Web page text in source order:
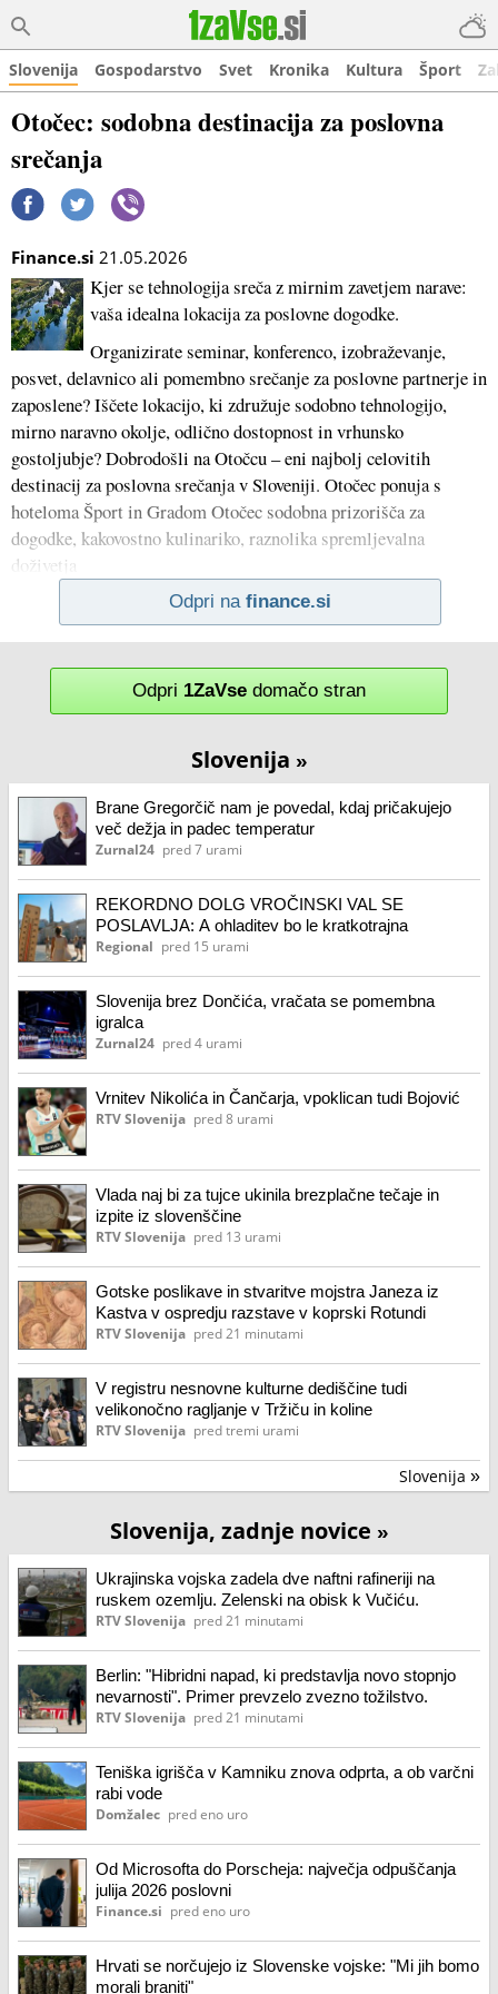
Slovenija Gospodarstvo Svet Kronika Kultura Šport
Otočec: sodobna destinacija za poslovna
srečanja
Finance.si 21.05.2026
Kjer se tehnologija sreča z mirnim zavetjem narave:
vaša idealna lokacija za poslovne dogodke.
Organizirate seminar, konferenco, izobraževanje,
posvet, delavnico ali pomembno srečanje za poslovne partnerje in
zaposlene? Iščete lokacijo, ki združuje sodobno tehnologijo,
mirno naravno okolje, odlično dostopnost in vrhunsko
gostoljubje? Dobrodošli na Otočcu – eni najbolj celovitih
destinacij za poslovna srečanja v Sloveniji. Otočec ponuja s
hoteloma Šport in Gradom Otočec sodobna prizorišča za
dogodke, kakovostno kulinariko, raznolika spremljevalna
doživetja
Odpri na finance.si
Odpri 1ZaVse domačo stran
Slovenija »
Brane Gregorčič nam je povedal, kdaj pričakujejo
več dežja in padec temperatur
Zurnal24 pred 7 urami
REKORDNO DOLG VROČINSKI VAL SE
POSLAVLJA: A ohladitev bo le kratkotrajna
Regional pred 15 urami
Slovenija brez Dončića, vračata se pomembna
igralca
Zurnal24 pred 4 urami
Vrnitev Nikolića in Čančarja, vpoklican tudi Bojović
RTV Slovenija pred 8 urami
Vlada naj bi za tujce ukinila brezplačne tečaje in
izpite iz slovenščine
RTV Slovenija pred 13 urami
Gotske poslikave in stvaritve mojstra Janeza iz
Kastva v ospredju razstave v koprski Rotundi
RTV Slovenija pred 21 minutami
V registru nesnovne kulturne dediščine tudi
velikonočno ragljanje v Tržiču in koline
RTV Slovenija pred tremi urami
Slovenija »
Slovenija, zadnje novice »
Ukrajinska vojska zadela dve naftni rafineriji na
ruskem ozemlju. Zelenski na obisk k Vučiću.
RTV Slovenija pred 21 minutami
Berlin: "Hibridni napad, ki predstavlja novo stopnjo
nevarnosti". Primer prevzelo zvezno tožilstvo.
RTV Slovenija pred 21 minutami
Teniška igrišča v Kamniku znova odprta, a ob varčni
rabi vode
Domžalec pred eno uro
Od Microsofta do Porscheja: največja odpuščanja
julija 2026 poslovni
Finance.si pred eno uro
Hrvati se norčujejo iz Slovenske vojske: "Mi jih bomo
morali braniti"